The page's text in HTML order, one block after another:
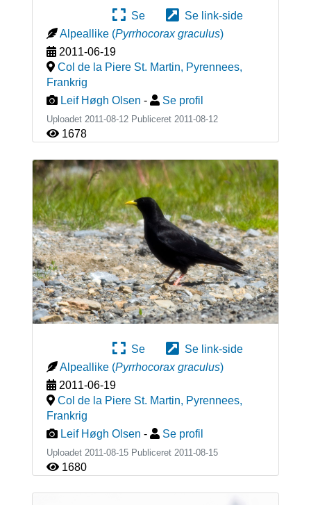
Se
Se link-side
Alpeallike (Pyrrhocorax graculus)
2011-06-19
Col de la Piere St. Martin, Pyrennees,
Frankrig
Leif Høgh Olsen - Se profil
Uploadet 2011-08-12 Publiceret 2011-08-12
1678
Se
Se link-side
Alpeallike (Pyrrhocorax graculus)
2011-06-19
Col de la Piere St. Martin, Pyrennees,
Frankrig
Leif Høgh Olsen - Se profil
Uploadet 2011-08-15 Publiceret 2011-08-15
1680